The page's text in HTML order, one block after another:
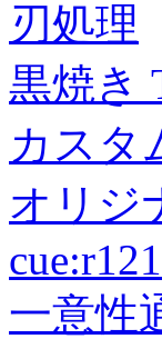
刃処理
黒焼き
カスタ
オリジ
一意性